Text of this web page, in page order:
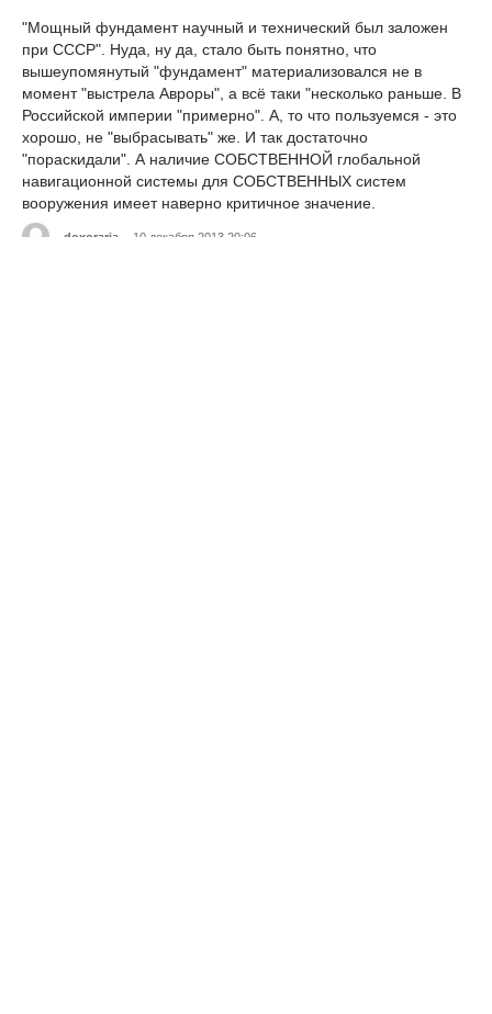
"Мощный фундамент научный и технический был заложен
при СССР". Нуда, ну да, стало быть понятно, что
вышеупомянутый "фундамент" материализовался не в
момент "выстрела Авроры", а всё таки "несколько раньше. В
Российской империи "примерно". А, то что пользуемся - это
хорошо, не "выбрасывать" же. И так достаточно
"пораскидали". А наличие СОБСТВЕННОЙ глобальной
навигационной системы для СОБСТВЕННЫХ систем
вооружения имеет наверно критичное значение.
doxoraria 10 декабря 2013 20:06